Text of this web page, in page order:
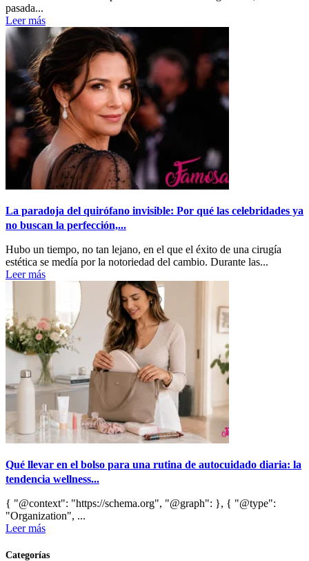
pasada...
Leer más
La paradoja del quirófano invisible: Por qué las celebridades ya
no buscan la perfección,...
Hubo un tiempo, no tan lejano, en el que el éxito de una cirugía
estética se medía por la notoriedad del cambio. Durante las...
Leer más
Qué llevar en el bolso para una rutina de autocuidado diaria: la
tendencia wellness...
{ "@context": "https://schema.org", "@graph": }, { "@type":
"Organization", ...
Leer más
Categorías